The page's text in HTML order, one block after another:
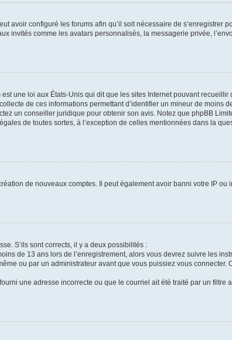
avoir configuré les forums afin qu’il soit nécessaire de s’enregistrer
invités comme les avatars personnalisés, la messagerie privée,
une loi aux États-Unis qui dit que les sites Internet pouvant
de ces informations permettant d’identifier un mineur de moins
un conseiller juridique pour obtenir son avis. Notez que phpBB
de toutes sortes, à l’exception de celles mentionnées dans la
de nouveaux comptes. Il peut également avoir banni votre IP
S’ils sont corrects, il y a deux possibilités :
de 13 ans lors de l’enregistrement, alors vous devrez suivre les
ou par un administrateur avant que vous puissiez vous connecter.
une adresse incorrecte ou que le courriel ait été traité par un filtre